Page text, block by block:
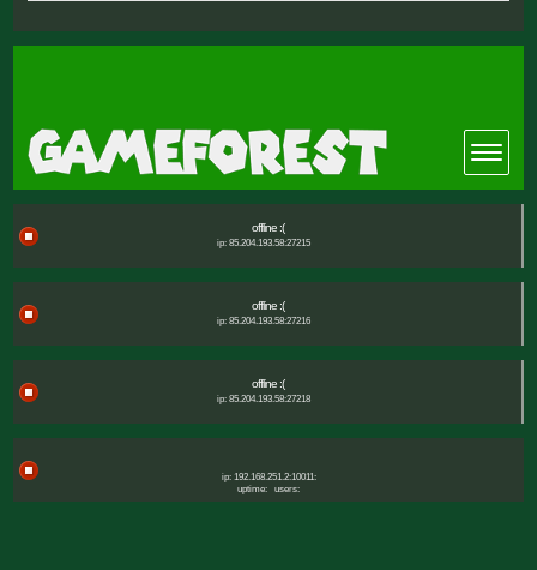
offline :(
ip: 85.204.193.58:27215
offline :(
ip: 85.204.193.58:27216
offline :(
ip: 85.204.193.58:27218
ip: 192.168.251.2:10011:
uptime:
users: